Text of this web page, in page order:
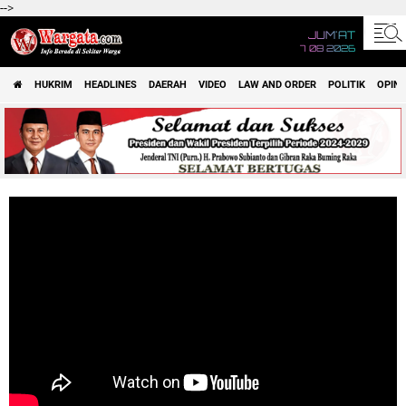
-->
JUM'AT
7 08 2026
HUKRIM HEADLINES DAERAH VIDEO LAW AND ORDER POLITIK OPINI